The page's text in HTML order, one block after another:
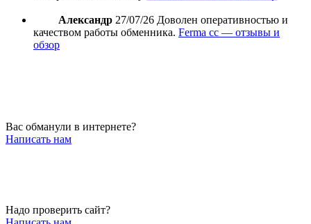
Александр 27/07/26 Доволен оперативностью и
качеством работы обменника. Ferma cc — отзывы и
обзор
Вас обманули в интернете?
Написать нам
Надо проверить сайт?